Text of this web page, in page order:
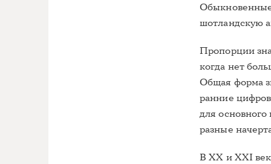
шотландскую
Пропорции
когда нет
Общая форма
ранние
для
разные
В XX и XXI